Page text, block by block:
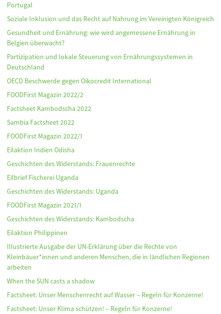
Portugal
Soziale Inklusion und das Recht auf Nahrung im Vereinigten Königreich
Gesundheit und Ernährung: wie wird angemessene Ernährung in
Belgien überwacht?
Partizipation und lokale Steuerung von Ernährungssystemen in
Deutschland
OECD Beschwerde gegen Oikocredit International
FOODFirst Magazin 2022/2
Factsheet Kambodscha 2022
Sambia Factsheet 2022
FOODFirst Magazin 2022/1
Eilaktion Indien Odisha
Geschichten des Widerstands: Frauenrechte
Eilbrief Fischerei Uganda
Geschichten des Widerstands: Uganda
FOODFirst Magazin 2021/1
Geschichten des Widerstands: Kambodscha
Eilaktion Philippinen
Illustrierte Ausgabe der UN-Erklärung über die Rechte von
Kleinbäuer*innen und anderen Menschen, die in ländlichen Regionen
arbeiten
When the SUN casts a shadow
Factsheet: Unser Menschenrecht auf Wasser – Regeln für Konzerne!
Factsheet: Unser Klima schützen! – Regeln für Konzerne!